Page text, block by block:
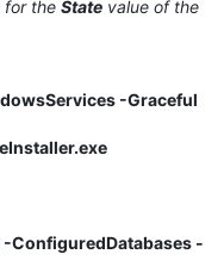
for the State value of the
-Graceful
ConfiguredDatabases -